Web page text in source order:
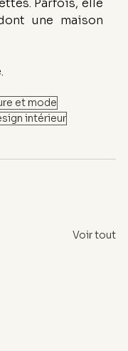
Parfois, elle
une maison
et mode
intérieur
Voir tout